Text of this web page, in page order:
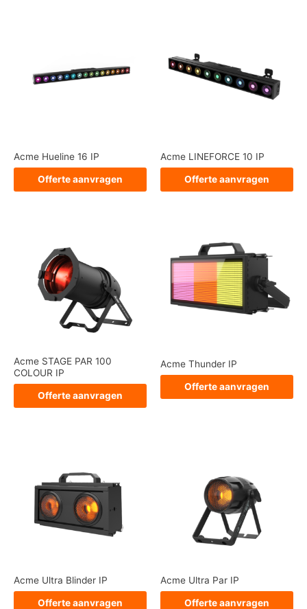
Acme Hueline 16 IP
Offerte aanvragen
Acme LINEFORCE 10 IP
Offerte aanvragen
Acme STAGE PAR 100
COLOUR IP
Offerte aanvragen
Acme Thunder IP
Offerte aanvragen
Acme Ultra Blinder IP
Offerte aanvragen
Acme Ultra Par IP
Offerte aanvragen